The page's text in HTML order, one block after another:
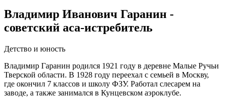
Владимир Иванович Гаранин -
советский аса-истребитель
Детство и юность
Владимир Гаранин родился 1921 году в деревне Малые Ручьи
Тверской области. В 1928 году переехал с семьей в Москву,
где окончил 7 классов и школу ФЗУ. Работал слесарем на
заводе, а также занимался в Кунцевском аэроклубе.